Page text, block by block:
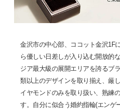
金沢市の中心部、ココット金沢1F
ら優しい日差しが入り込む開放的
ジア最大級の展開エリアを誇るブ
類以上のデザインを取り揃え、厳
イヤモンドのみを取り扱い、熟練
す。自分に似合う婚約指輪(エンゲ